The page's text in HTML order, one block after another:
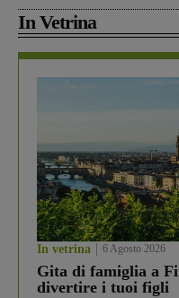
In Vetrina
In vetrina 6 Agosto 2026
Gita di famiglia a
divertire i tuoi figli